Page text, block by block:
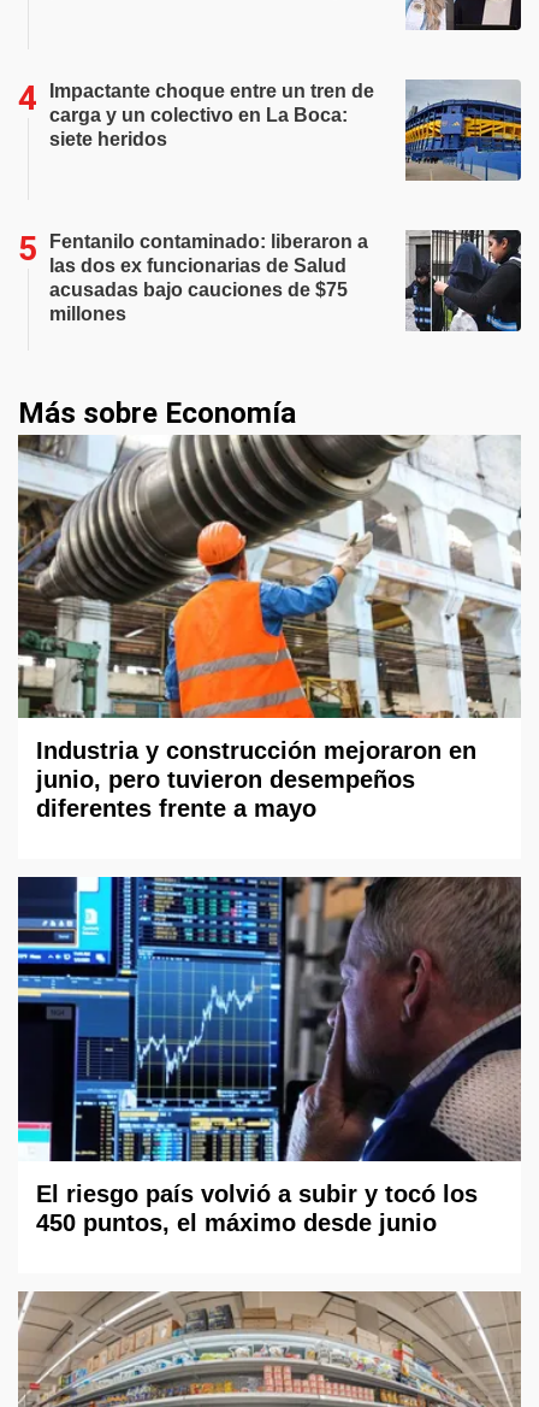
Impactante choque entre un tren de
carga y un colectivo en La Boca:
siete heridos
Fentanilo contaminado: liberaron a
las dos ex funcionarias de Salud
acusadas bajo cauciones de $75
millones
Más sobre Economía
Industria y construcción mejoraron en
junio, pero tuvieron desempeños
diferentes frente a mayo
El riesgo país volvió a subir y tocó los
450 puntos, el máximo desde junio